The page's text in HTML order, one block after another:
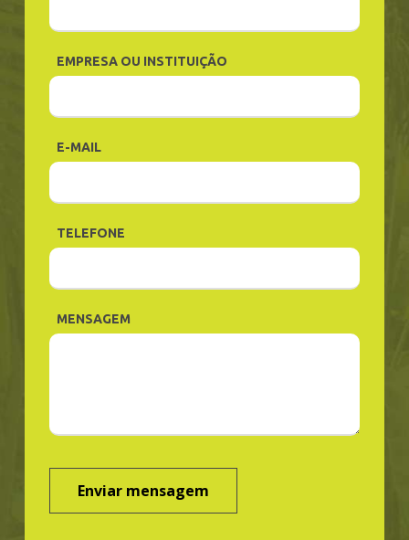
EMPRESA OU INSTITUIÇÃO
E-MAIL
TELEFONE
MENSAGEM